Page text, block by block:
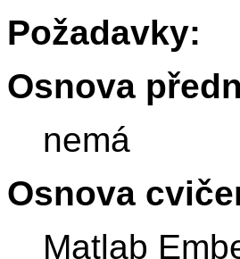
Požadavky:
Osnova
nemá
Osnova
Matlab